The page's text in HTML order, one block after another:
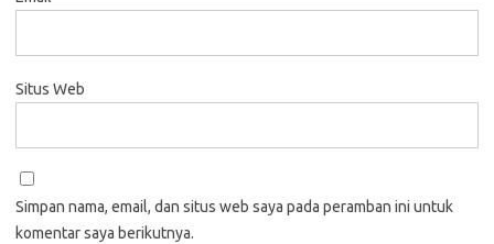
Situs Web
Simpan nama, email, dan situs web saya pada peramban ini untuk
komentar saya berikutnya.